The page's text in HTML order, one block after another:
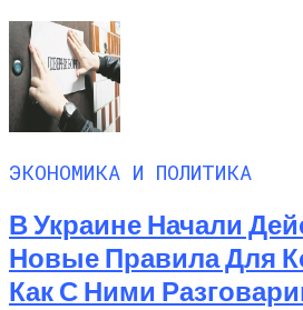
ЭКОНОМИКА И ПОЛИТИКА
В Украине Начали
Новые Правила Для
Как С Ними